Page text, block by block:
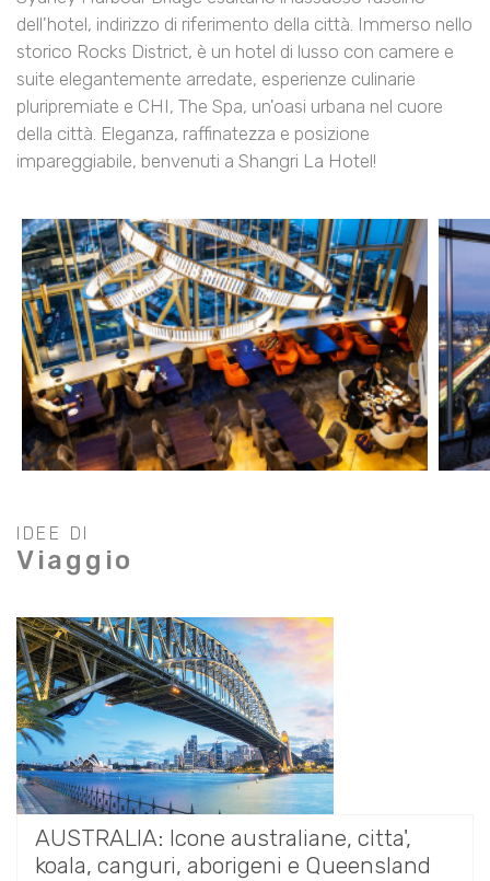
dell'hotel, indirizzo di riferimento della città. Immerso nello
storico Rocks District, è un hotel di lusso con camere e
suite elegantemente arredate, esperienze culinarie
pluripremiate e CHI, The Spa, un'oasi urbana nel cuore
della città. Eleganza, raffinatezza e posizione
impareggiabile, benvenuti a Shangri La Hotel!
IDEE DI
Viaggio
AUSTRALIA: Icone australiane, citta',
koala, canguri, aborigeni e Queensland